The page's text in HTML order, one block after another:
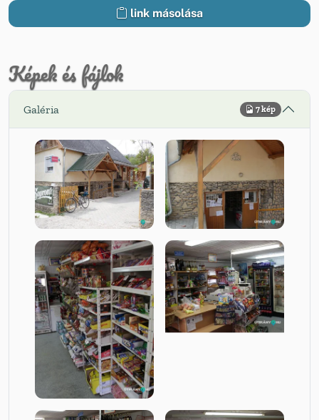
link másolása
Képek és fájlok
Galéria 7 kép